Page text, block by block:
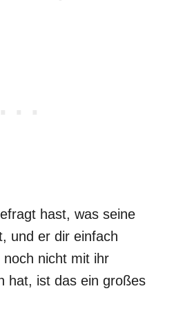
hast, was seine
und er dir einfach
nicht mit ihr
hat, ist das ein großes